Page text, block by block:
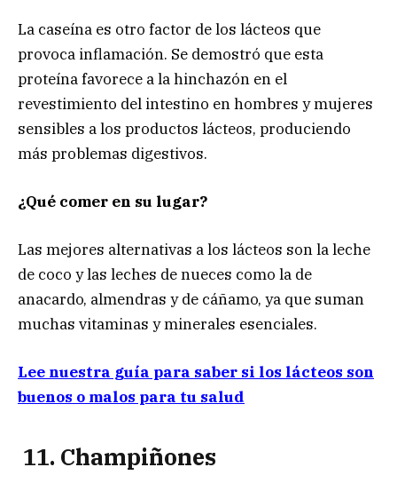
La caseína es otro factor de los lácteos que
provoca inflamación. Se demostró que esta
proteína favorece a la hinchazón en el
revestimiento del intestino en hombres y mujeres
sensibles a los productos lácteos, produciendo
más problemas digestivos.
¿Qué comer en su lugar?
Las mejores alternativas a los lácteos son la leche
de coco y las leches de nueces como la de
anacardo, almendras y de cáñamo, ya que suman
muchas vitaminas y minerales esenciales.
Lee nuestra guía para saber si los lácteos son
buenos o malos para tu salud
11. Champiñones